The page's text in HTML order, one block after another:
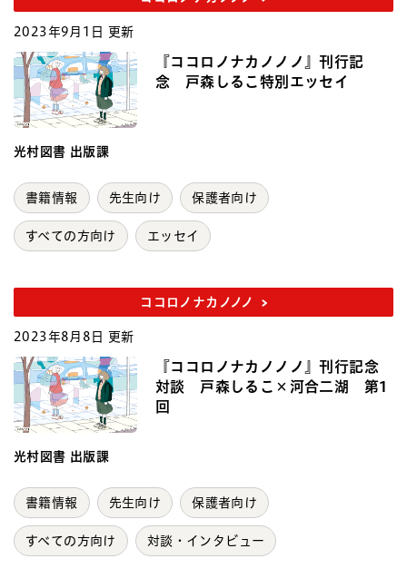
2023年9月1日 更新
『ココロノナカノノノ』刊行記
念 戸森しるこ特別エッセイ
光村図書 出版課
書籍情報 先生向け 保護者向け
すべての方向け エッセイ
ココロノナカノノノ
2023年8月8日 更新
『ココロノナカノノノ』刊行記念
対談 戸森しるこ×河合二湖 第1
回
光村図書 出版課
書籍情報 先生向け 保護者向け
すべての方向け 対談・インタビュー